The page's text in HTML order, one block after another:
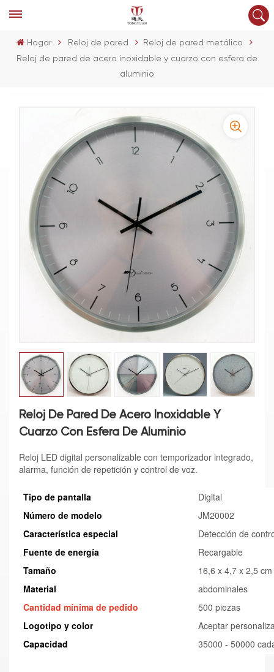
Hogar Reloj de pared
Reloj de pared metálico
Reloj de pared de acero inoxidable y cuarzo con esfera de
aluminio
Reloj De Pared De Acero Inoxidable Y
Cuarzo Con Esfera De Aluminio
Reloj LED digital personalizable con temporizador integrado,
alarma, función de repetición y control de voz.
Tipo de pantalla
Digital
Número de modelo
JM20002
Característica especial
Detección de
Fuente de energía
Recargable
Tamaño
16,6 x 4,7 x 2,5 cm
Material
abdominales
Cantidad mínima de pedido
500 piezas
Logotipo y color
Aceptar
Capacidad
35000 - 50000